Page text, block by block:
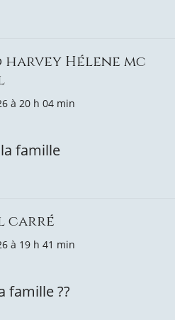
harvey Hélene mc
à 20 h 04 min
famille
carré
à 19 h 41 min
famille ??